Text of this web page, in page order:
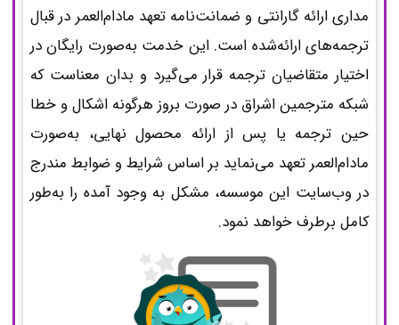
مداری ارائه گارانتی و ضمانت‌نامه تعهد مادام‌العمر در قبال
ترجمه‌های ارائه‌شده است. این خدمت به‌صورت رایگان در
اختیار متقاضیان ترجمه قرار می‌گیرد و بدان معناست که
شبکه مترجمین اشراق در صورت بروز هرگونه اشکال و خطا
حین ترجمه یا پس از ارائه محصول نهایی، به‌صورت
مادام‌العمر تعهد می‌نماید بر اساس شرایط و ضوابط مندرج
در وب‌سایت این موسسه، مشکل به وجود آمده را به‌طور
کامل برطرف خواهد نمود.